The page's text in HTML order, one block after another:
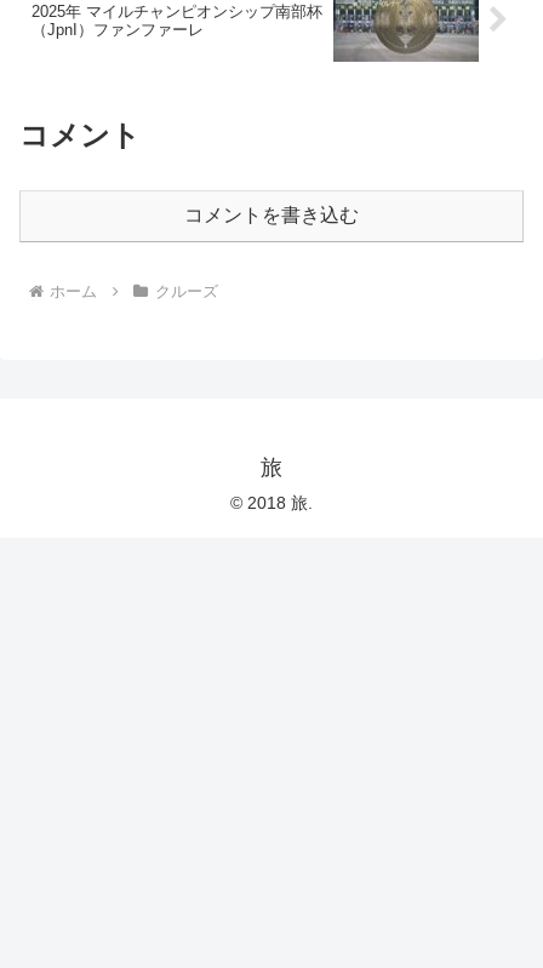
2025年 マイルチャンピオンシップ南部杯
（JpnI）ファンファーレ
コメント
コメントを書き込む
ホーム クルーズ
旅
© 2018 旅.